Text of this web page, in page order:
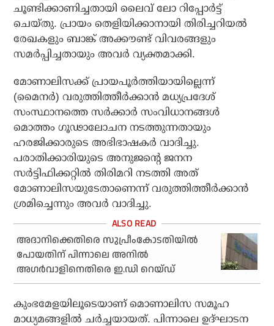
ചൂണ്ടിക്കാണിച്ചതായി ലൈവ് ലോ റിപ്പോര്‍ട്ട്
ചെയ്തു. പ്രായം തെളിയിക്കാനായി തിരിച്ചറിയല്‍
രേഖകളും ബാങ്ക് അക്കൗണ്ട് വിവരങ്ങളും
സമര്‍പ്പിച്ചതായും അവര്‍ വ്യക്തമാക്കി.
മോണാലിസക്ക് പ്രായപൂര്‍ത്തിയായില്ലെന്ന്
(മൈനര്‍) വരുത്തിത്തീര്‍ക്കാന്‍ മധ്യപ്രദേശ്
സംസ്ഥാനത്തെ സര്‍ക്കാര്‍ സംവിധാനങ്ങള്‍
മൊത്തം ഗൂഢാലോചന നടത്തുന്നതായും
ഹരജിക്കാരുടെ അഭിഭാഷകര്‍ വാദിച്ചു.
പരാതിക്കാരിയുടെ അനുജന്റെ ജനന
സര്‍ട്ടിഫിക്കറ്റില്‍ തിരിമറി നടത്തി അത്
മോണാലിസയുടേതാണെന്ന് വരുത്തിത്തീര്‍ക്കാന്‍
ശ്രമിച്ചെന്നും അവര്‍ വാദിച്ചു.
അദാനിക്കെതിരെ സുപ്രീംകോടതിയില്‍
പോയതിന് പിന്നാലെ അനില്‍
അഗര്‍വാളിനെതിരെ ഇ.ഡി റെയ്ഡ്
കുംഭമേളയിലൂടെയാണ് മൊണാലിസ സമൂഹ
മാധ്യമങ്ങളില്‍ ചര്‍ച്ചയായത്. പിന്നാലെ ഉദ്ഘാടന